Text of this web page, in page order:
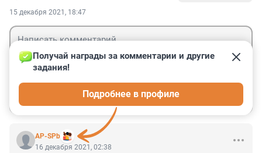
15 декабря 2021, 18:47
AP-SPb
Получай награды за комментарии и другие
задания!
Подробнее в профиле
16 декабря 2021, 02:38